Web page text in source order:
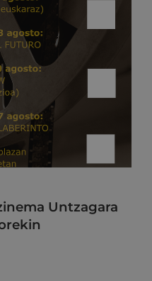
Untzagara